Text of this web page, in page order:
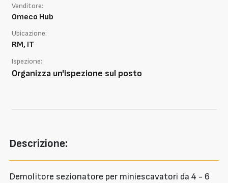
Descrizione:
Demolitore sezionatore per miniescavatori da 4 - 6
Venditore:
Omeco Hub
Ubicazione:
RM, IT
Ispezione:
Organizza un'ispezione sul posto